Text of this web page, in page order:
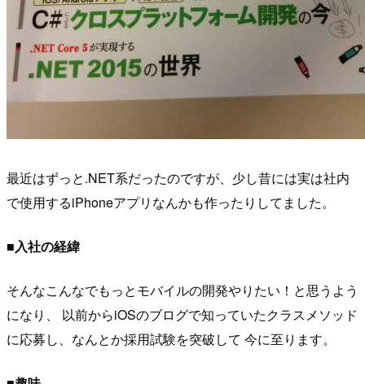
最近はずっと.NET系だったのですが、少し昔には実は社内
で使用するiPhoneアプリなんかも作ったりしてました。
■入社の経緯
そんなこんなでもっとモバイルの開発やりたい！と思うよう
になり、 以前からiOSのブログで知っていたクラスメソッド
に応募し、なんとか採用試験を突破して 今に至ります。